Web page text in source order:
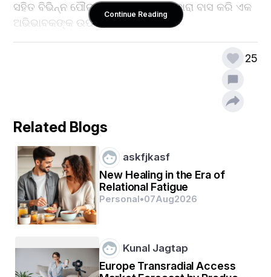
ସହିତ ବିଭିନ୍ନ ପୌରାଣିକ ଜୀବମାନଙ୍କ ଦ୍ଵାରା ବାସ କରି ଏକ
ଅଭିଭାବକଙ୍କ ଉପସ୍ଥିତି ଦର୍ଶାଇଥାଏ ।
Continue Reading
25
Related Blogs
askfjkasf
New Healing in the Era of
Relational Fatigue
Personal•07Aug2026
Kunal Jagtap
Europe Transradial Access